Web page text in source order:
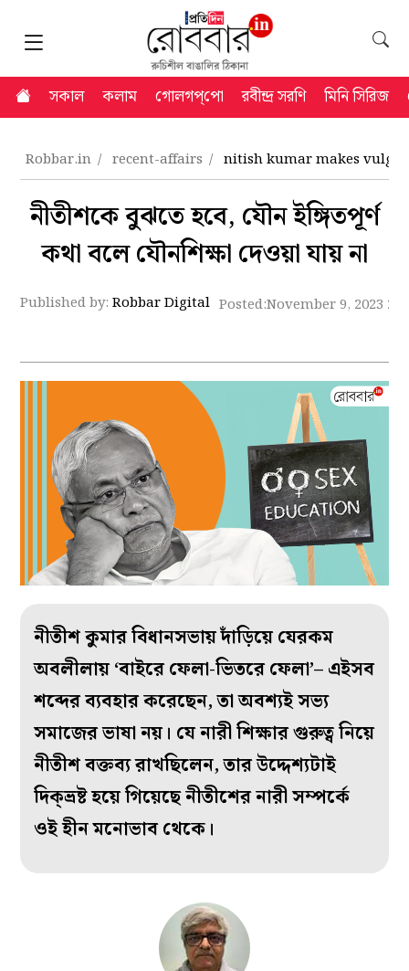
সকাল কলাম গোলগপ্‌পো রবীন্দ্র সরণি মিনি সিরিজ
Robbar.in recent-affairs nitish kumar makes vulgar
নীতীশকে বুঝতে হবে, যৌন ইঙ্গিতপূর্ণ
কথা বলে যৌনশিক্ষা দেওয়া যায় না
Published by:Robbar Digital Posted:November 9, 2023
নীতীশ কুমার বিধানসভায় দাঁড়িয়ে যেরকম
অবলীলায় ‘বাইরে ফেলা-ভিতরে ফেলা’– এইসব
শব্দের ব‌্যবহার করেছেন, তা অবশ‌্যই সভ‌্য
সমাজের ভাষা নয়। যে নারী শিক্ষার গুরুত্ব নিয়ে
নীতীশ বক্তব‌্য রাখছিলেন, তার উদ্দেশ‌্যটাই
দিক্‌ভ্রষ্ট হয়ে গিয়েছে নীতীশের নারী সম্পর্কে
ওই হীন মনোভাব থেকে।